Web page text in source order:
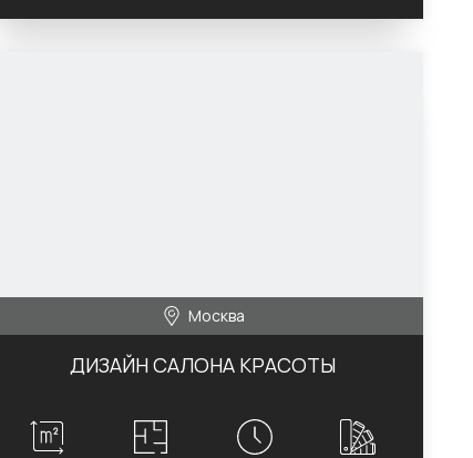
ДИЗАЙН САЛОНА КРАСОТЫ
Москва